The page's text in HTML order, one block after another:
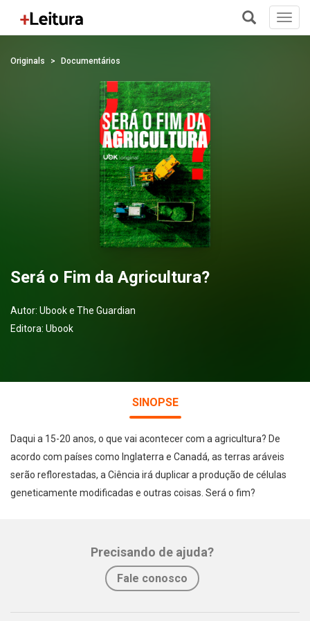
Originals Documentários
Será o Fim da Agricultura?
Autor: Ubook e The Guardian
Editora: Ubook
SINOPSE
Daqui a 15-20 anos, o que vai acontecer com a agricultura? De
acordo com países como Inglaterra e Canadá, as terras aráveis
serão reflorestadas, a Ciência irá duplicar a produção de células
geneticamente modificadas e outras coisas. Será o fim?
Precisando de ajuda?
Fale conosco